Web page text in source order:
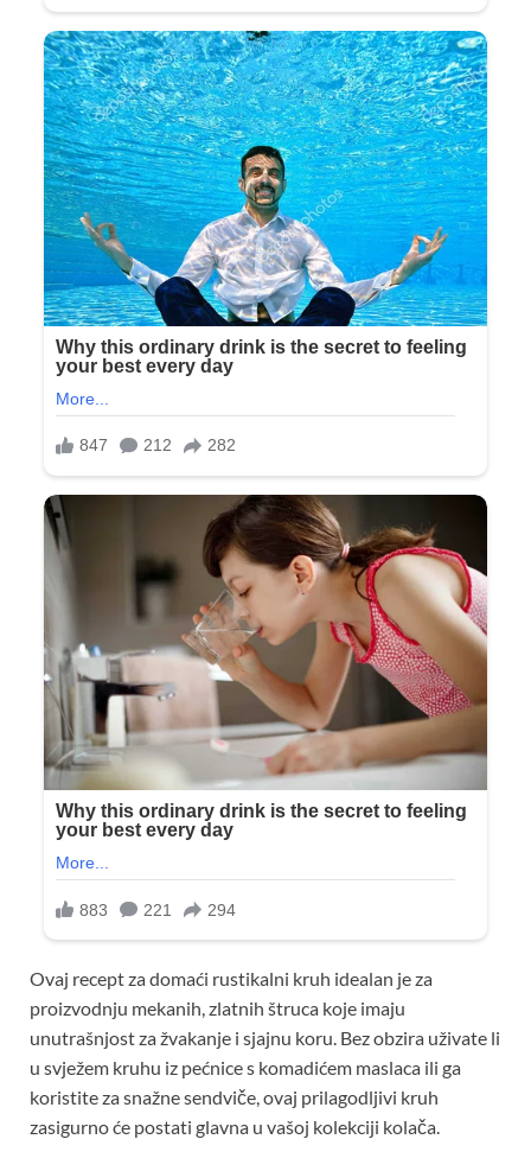
Ovaj recept za domaći rustikalni kruh idealan je za
proizvodnju mekanih, zlatnih štruca koje imaju
unutrašnjost za žvakanje i sjajnu koru. Bez obzira uživate li
u svježem kruhu iz pećnice s komadićem maslaca ili ga
koristite za snažne sendviče, ovaj prilagodljivi kruh
zasigurno će postati glavna u vašoj kolekciji kolača.